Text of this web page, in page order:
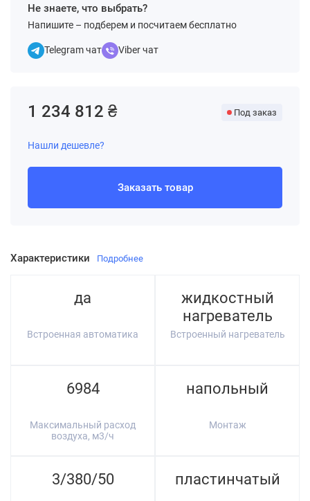
Не знаете, что выбрать?
Напишите – подберем и посчитаем бесплатно
Telegram чат Viber чат
Характеристики Подробнее
да
Встроенная автоматика
жидкостный
нагреватель
Встроенный нагреватель
6984
Максимальный расход
воздуха, м3/ч
напольный
Монтаж
3/380/50 пластинчатый
1 234 812 ₴ Под заказ
Нашли дешевле?
Заказать товар